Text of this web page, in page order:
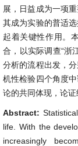
展，日益成为一项
其成为实验的普适
起着关键性作用。
合，以实际调查“浙
分析的流程出发，
机性检验四个角度
论的共同体现，论证
Abstract:
life. With the
increasingly